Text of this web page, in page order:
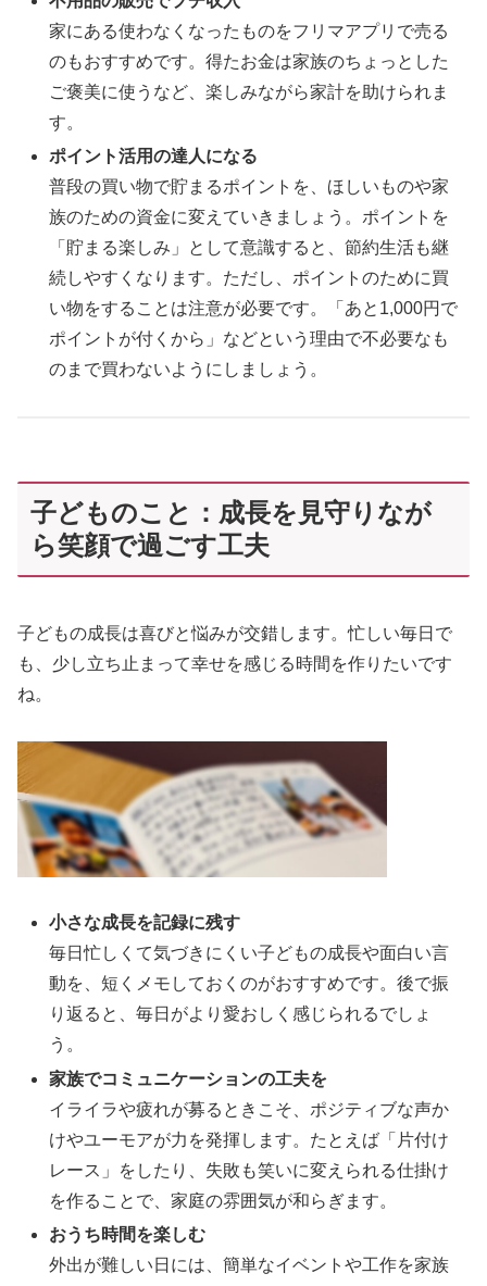
家にある使わなくなったものをフリマアプリで売る
のもおすすめです。得たお金は家族のちょっとした
ご褒美に使うなど、楽しみながら家計を助けられま
す。
ポイント活用の達人になる
普段の買い物で貯まるポイントを、ほしいものや家
族のための資金に変えていきましょう。ポイントを
「貯まる楽しみ」として意識すると、節約生活も継
続しやすくなります。ただし、ポイントのために買
い物をすることは注意が必要です。「あと1,000円で
ポイントが付くから」などという理由で不必要なも
のまで買わないようにしましょう。
子どものこと：成長を見守りなが
ら笑顔で過ごす工夫
子どもの成長は喜びと悩みが交錯します。忙しい毎日で
も、少し立ち止まって幸せを感じる時間を作りたいです
ね。
小さな成長を記録に残す
毎日忙しくて気づきにくい子どもの成長や面白い言
動を、短くメモしておくのがおすすめです。後で振
り返ると、毎日がより愛おしく感じられるでしょ
う。
家族でコミュニケーションの工夫を
イライラや疲れが募るときこそ、ポジティブな声か
けやユーモアが力を発揮します。たとえば「片付け
レース」をしたり、失敗も笑いに変えられる仕掛け
を作ることで、家庭の雰囲気が和らぎます。
おうち時間を楽しむ
外出が難しい日には、簡単なイベントや工作を家族